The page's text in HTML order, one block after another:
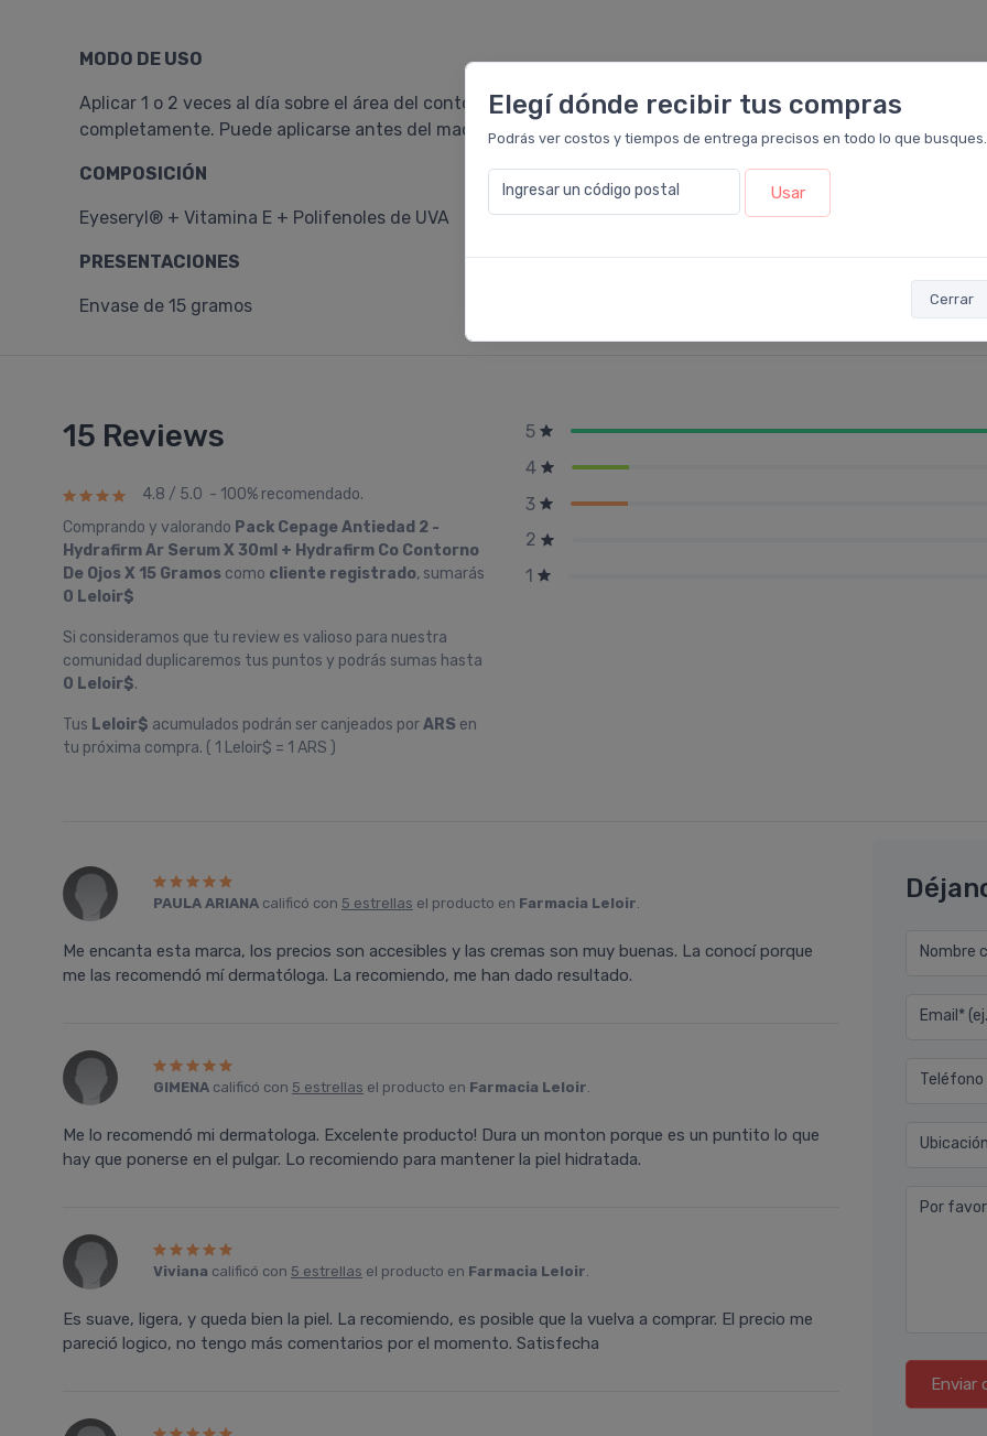
Elegí dónde recibir tus compras
Podrás ver costos y tiempos de entrega precisos en todo lo que busques.
Ingresar un código postal Usar
Cerrar
MODO DE USO
Aplicar 1 o 2 veces al día sobre el área del contorno de ojos, dando suaves toques de adentro hacia afuera,
completamente. Puede aplicarse antes del maquillaje. Excelente tolerancia ocular. Repetir mañana y noche.
COMPOSICIÓN
Eyeseryl® + Vitamina E + Polifenoles de UVA
PRESENTACIONES
Envase de 15 gramos
15 Reviews
4.8 / 5.0 - 100% recomendado.
Comprando y valorando Pack Cepage Antiedad 2 -
Hydrafirm Ar Serum X 30ml + Hydrafirm Co Contorno
De Ojos X 15 Gramos como cliente registrado, sumarás
0 Leloir$
Si consideramos que tu review es valioso para nuestra
comunidad duplicaremos tus puntos y podrás sumas hasta
0 Leloir$.
Tus Leloir$ acumulados podrán ser canjeados porARS en
tu próxima compra. ( 1 Leloir$ = 1 ARS )
5
4
3
2
1
PAULA ARIANA calificó con 5 estrellas el producto en Farmacia Leloir.
Me encanta esta marca, los precios son accesibles y las cremas son muy buenas. La conocí porque
me las recomendó mí dermatóloga. La recomiendo, me han dado resultado.
GIMENA calificó con 5 estrellas el producto en Farmacia Leloir.
Me lo recomendó mi dermatologa. Excelente producto! Dura un monton porque es un puntito lo que
hay que ponerse en el pulgar. Lo recomiendo para mantener la piel hidratada.
Viviana calificó con 5 estrellas el producto en Farmacia Leloir.
Es suave, ligera, y queda bien la piel. La recomiendo, es posible que la vuelva a comprar. El precio me
pareció logico, no tengo más comentarios por el momento. Satisfecha
Nombre
Email*
Teléfono
Ubicación
Por
Enviar